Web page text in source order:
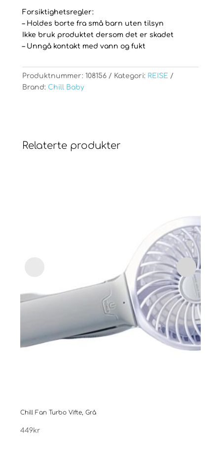
Forsiktighetsregler:
– Holdes borte fra små barn uten tilsyn
Ikke bruk produktet dersom det er skadet
– Unngå kontakt med vann og fukt
Produktnummer: 108156 Kategori: REISE
Brand: Chill Baby
Relaterte produkter
Chill Fan Turbo Vifte, Grå
449kr